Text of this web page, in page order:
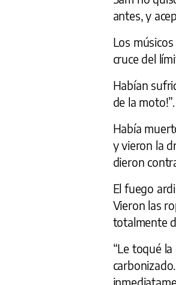
antes, y
Los
cruce del
Habían
de la moto!”.
Había
y vieron la
dieron
El fuego
Vieron las
totalmente
“Le toqué